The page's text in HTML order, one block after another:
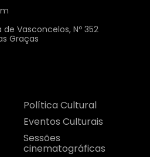
Vasconcelos, Nº 352
Graças
Política Cultural
Eventos Culturais
Sessões
cinematográficas